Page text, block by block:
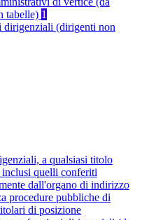
tabelle) 1
(dirigenti non
a qualsiasi titolo
quelli conferiti
dall'organo di indirizzo
procedure pubbliche di
di posizione